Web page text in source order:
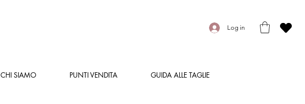
Log in
CHI SIAMO PUNTI VENDITA GUIDA ALLE TAGLIE